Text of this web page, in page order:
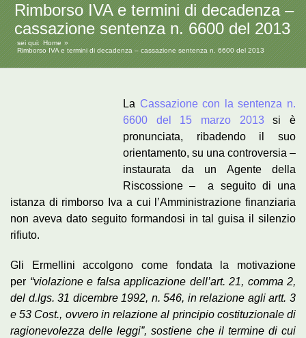
Rimborso IVA e termini di decadenza –
cassazione sentenza n. 6600 del 2013
sei qui:
Home
Rimborso IVA e termini di decadenza – cassazione sentenza n. 6600 del 2013
La Cassazione con la sentenza n.
6600 del 15 marzo 2013 si è
pronunciata, ribadendo il suo
orientamento, su una controversia –
instaurata da un Agente della
Riscossione – a seguito di una
istanza di rimborso Iva a cui l’Amministrazione finanziaria
non aveva dato seguito formandosi in tal guisa il silenzio
rifiuto.
Gli Ermellini accolgono come fondata la motivazione
per “violazione e falsa applicazione dell’art. 21, comma 2,
del d.lgs. 31 dicembre 1992, n. 546, in relazione agli artt. 3
e 53 Cost., ovvero in relazione al principio costituzionale di
ragionevolezza delle leggi”, sostiene che il termine di cui